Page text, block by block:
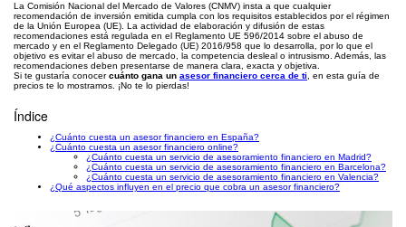
La Comisión Nacional del Mercado de Valores (CNMV) insta a que cualquier
recomendación de inversión emitida cumpla con los requisitos establecidos por el régimen
de la Unión Europea (UE). La actividad de elaboración y difusión de estas
recomendaciones está regulada en el Reglamento UE 596/2014 sobre el abuso de
mercado y en el Reglamento Delegado (UE) 2016/958 que lo desarrolla, por lo que el
objetivo es evitar el abuso de mercado, la competencia desleal o intrusismo. Además, las
recomendaciones deben presentarse de manera clara, exacta y objetiva.
Si te gustaría conocercuánto gana un asesor financiero cerca de ti , en esta guía de
precios te lo mostramos. ¡No te lo pierdas!
Índice
¿Cuánto cuesta un asesor financiero en España?
¿Cuánto cuesta un asesor financiero online?
¿Cuánto cuesta un servicio de asesoramiento financiero en Madrid?
¿Cuánto cuesta un servicio de asesoramiento financiero en Barcelona?
¿Cuánto cuesta un servicio de asesoramiento financiero en Valencia?
¿Qué aspectos influyen en el precio que cobra un asesor financiero?